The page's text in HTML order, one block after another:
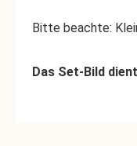
Bitte beachte:
Das Set-Bild